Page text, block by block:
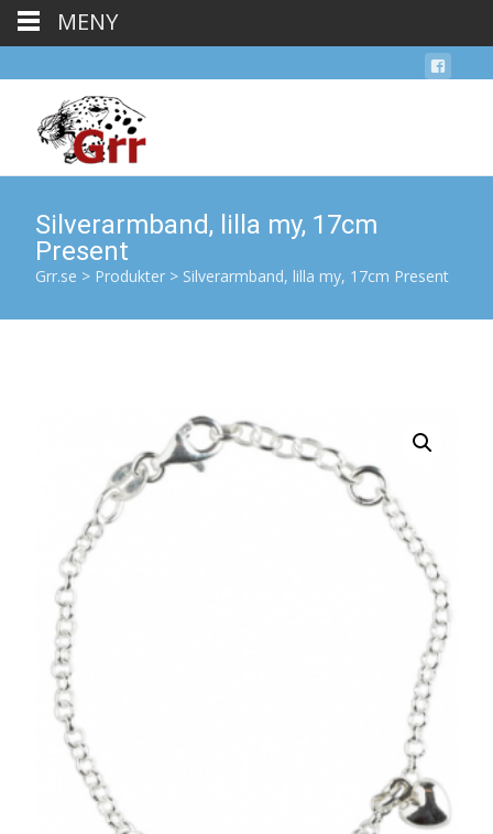
Silverarmband, lilla my, 17cm
Present
Grr.se > Produkter > Silverarmband, lilla my, 17cm Present
MENY